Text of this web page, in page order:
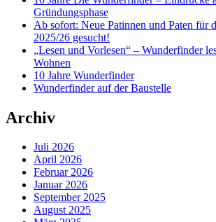
Gründungsphase
Ab sofort: Neue Patinnen und Paten für
2025/26 gesucht!
„Lesen und Vorlesen“ – Wunderfinder
Wohnen
10 Jahre Wunderfinder
Wunderfinder auf der Baustelle
Archiv
Juli 2026
April 2026
Februar 2026
Januar 2026
September 2025
August 2025